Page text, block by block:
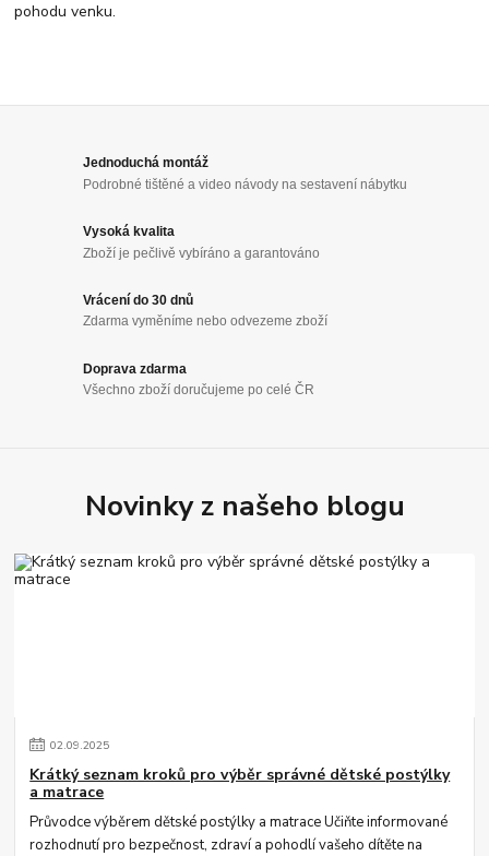
pohodu venku.
Jednoduchá montáž
Podrobné tištěné a video návody na sestavení nábytku
Vysoká kvalita
Zboží je pečlivě vybíráno a garantováno
Vrácení do 30 dnů
Zdarma vyměníme nebo odvezeme zboží
Doprava zdarma
Všechno zboží doručujeme po celé ČR
Novinky z našeho blogu
02.09.2025
Krátký seznam kroků pro výběr správné dětské postýlky
a matrace
Průvodce výběrem dětské postýlky a matrace Učiňte informované
rozhodnutí pro bezpečnost, zdraví a pohodlí vašeho dítěte na